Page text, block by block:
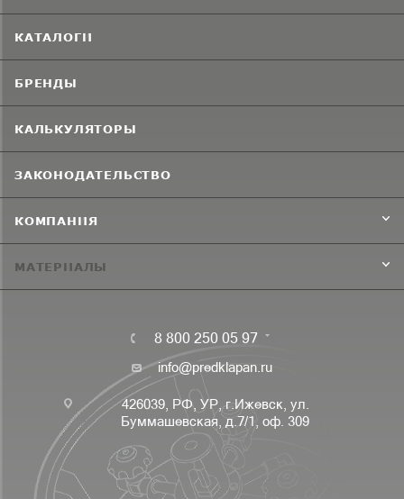
КАТАЛОГИ
БРЕНДЫ
КАЛЬКУЛЯТОРЫ
ЗАКОНОДАТЕЛЬСТВО
КОМПАНИЯ
МАТЕРИАЛЫ
8 800 250 05 97
info@predklapan.ru
426039, РФ, УР, г.Ижевск, ул.
Буммашевская, д.7/1, оф. 309